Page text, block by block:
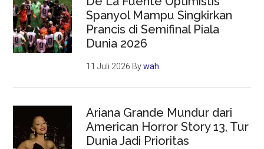
Spanyol Mampu Singkirkan
Prancis di Semifinal Piala
Dunia 2026
11 Juli 2026 Bywah
Ariana Grande Mundur dari
American Horror Story 13, Tur
Dunia Jadi Prioritas